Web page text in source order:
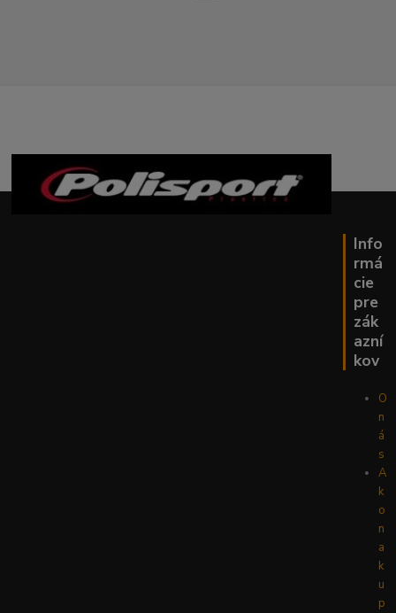
Info
rmá
cie
pre
zák
azní
kov
O
n
á
s
A
k
o
n
a
k
u
p